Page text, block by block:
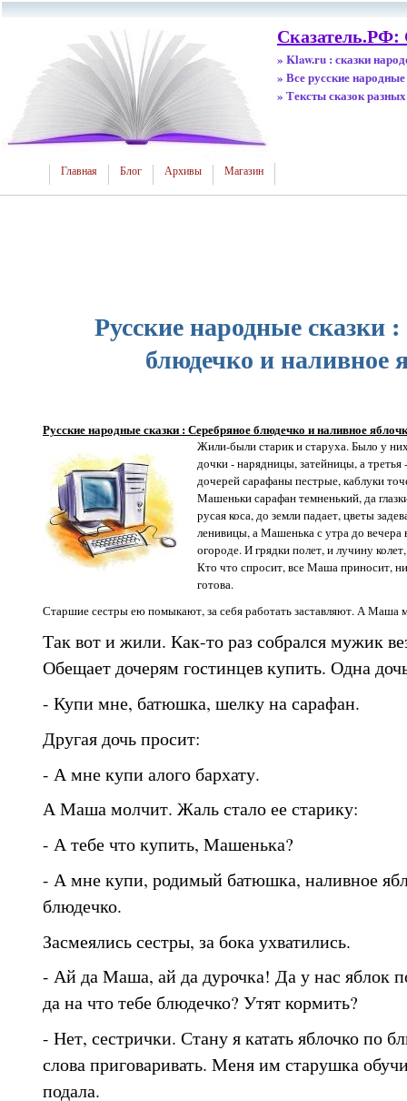
Сказатель.РФ:
» Klaw.ru : сказки
» Все русские народные
» Тексты сказок
Главная Блог Архивы Магазин
Русские народные сказки
блюдечко и наливное
Русские народные сказки : Серебряное блюдечко и наливное
Жили-были старик и старуха. Было у
дочки - нарядницы, затейницы, а
дочерей сарафаны пестрые, каблуки
Машеньки сарафан темненький, да
русая коса, до земли падает, цветы
ленивицы, а Машенька с утра до вечера
огороде. И грядки полет, и лучину
Кто что спросит, все Маша приносит,
готова.
Старшие сестры ею помыкают, за себя работать заставляют. А Маша
Так вот и жили. Как-то раз собрался мужик
Обещает дочерям гостинцев купить. Одна
- Купи мне, батюшка, шелку на сарафан.
Другая дочь просит:
- А мне купи алого бархату.
А Маша молчит. Жаль стало ее старику:
- А тебе что купить, Машенька?
- А мне купи, родимый батюшка, наливное
блюдечко.
Засмеялись сестры, за бока ухватились.
- Ай да Маша, ай да дурочка! Да у нас яблок
да на что тебе блюдечко? Утят кормить?
- Нет, сестрички. Стану я катать яблочко по
слова приговаривать. Меня им старушка
подала.